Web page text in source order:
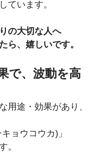
ています。
の大切な人へ
ら、嬉しいです。
で、波動を高
用途・効果があり、
ョウコウカ)」
。